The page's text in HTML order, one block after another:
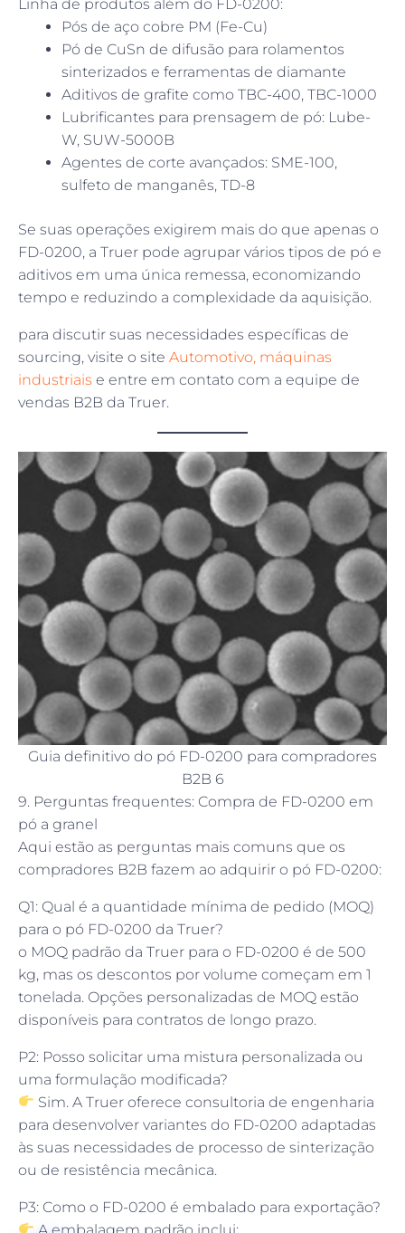
Linha de produtos além do FD-0200:
Pós de aço cobre PM (Fe-Cu)
Pó de CuSn de difusão para rolamentos
sinterizados e ferramentas de diamante
Aditivos de grafite como TBC-400, TBC-1000
Lubrificantes para prensagem de pó: Lube-
W, SUW-5000B
Agentes de corte avançados: SME-100,
sulfeto de manganês, TD-8
Se suas operações exigirem mais do que apenas o
FD-0200, a Truer pode agrupar vários tipos de pó e
aditivos em uma única remessa, economizando
tempo e reduzindo a complexidade da aquisição.
para discutir suas necessidades específicas de
sourcing, visite o site Automotivo, máquinas
industriais e entre em contato com a equipe de
vendas B2B da Truer.
Guia definitivo do pó FD-0200 para compradores
B2B 6
9. Perguntas frequentes: Compra de FD-0200 em
pó a granel
Aqui estão as perguntas mais comuns que os
compradores B2B fazem ao adquirir o pó FD-0200:
Q1: Qual é a quantidade mínima de pedido (MOQ)
para o pó FD-0200 da Truer?
o MOQ padrão da Truer para o FD-0200 é de 500
kg, mas os descontos por volume começam em 1
tonelada. Opções personalizadas de MOQ estão
disponíveis para contratos de longo prazo.
P2: Posso solicitar uma mistura personalizada ou
uma formulação modificada?
Sim. A Truer oferece consultoria de engenharia
para desenvolver variantes do FD-0200 adaptadas
às suas necessidades de processo de sinterização
ou de resistência mecânica.
P3: Como o FD-0200 é embalado para exportação?